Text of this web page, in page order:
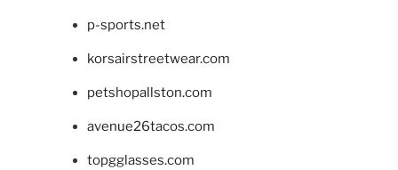
p-sports.net
korsairstreetwear.com
petshopallston.com
avenue26tacos.com
topgglasses.com